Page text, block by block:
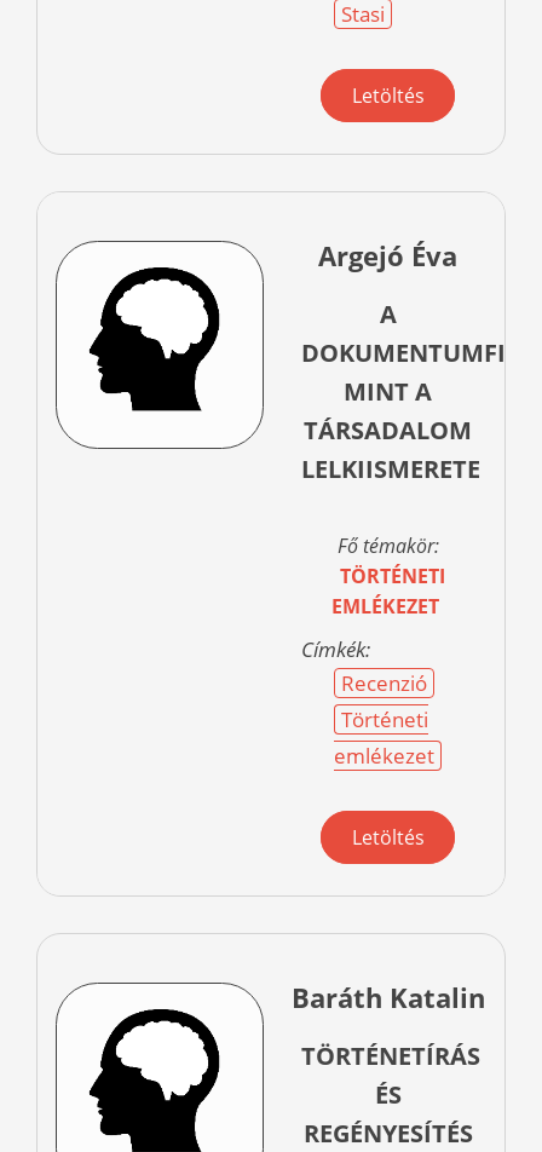
Stasi
Letöltés
Argejó Éva
A
DOKUMENTUMFILM
MINT A
TÁRSADALOM
LELKIISMERETE
Fő témakör:
TÖRTÉNETI
EMLÉKEZET
Címkék:
Recenzió
Történeti
emlékezet
Letöltés
Baráth Katalin
TÖRTÉNETÍRÁS
ÉS
REGÉNYESÍTÉS